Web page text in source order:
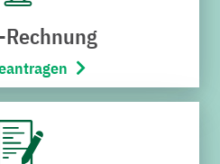
unterwegs